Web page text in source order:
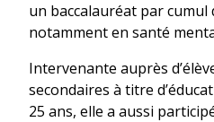
un baccalauréat par cumul
notamment en santé
Intervenante auprès
secondaires à titre
25 ans, elle a aussi